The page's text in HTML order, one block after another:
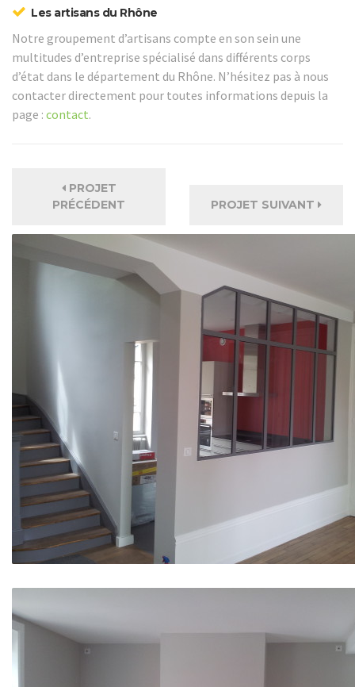
Les artisans du Rhône
Notre groupement d’artisans compte en son sein une
multitudes d’entreprise spécialisé dans différents corps
d’état dans le département du Rhône. N’hésitez pas à nous
contacter directement pour toutes informations depuis la
page : contact.
PROJET
PRÉCÉDENT
PROJET SUIVANT